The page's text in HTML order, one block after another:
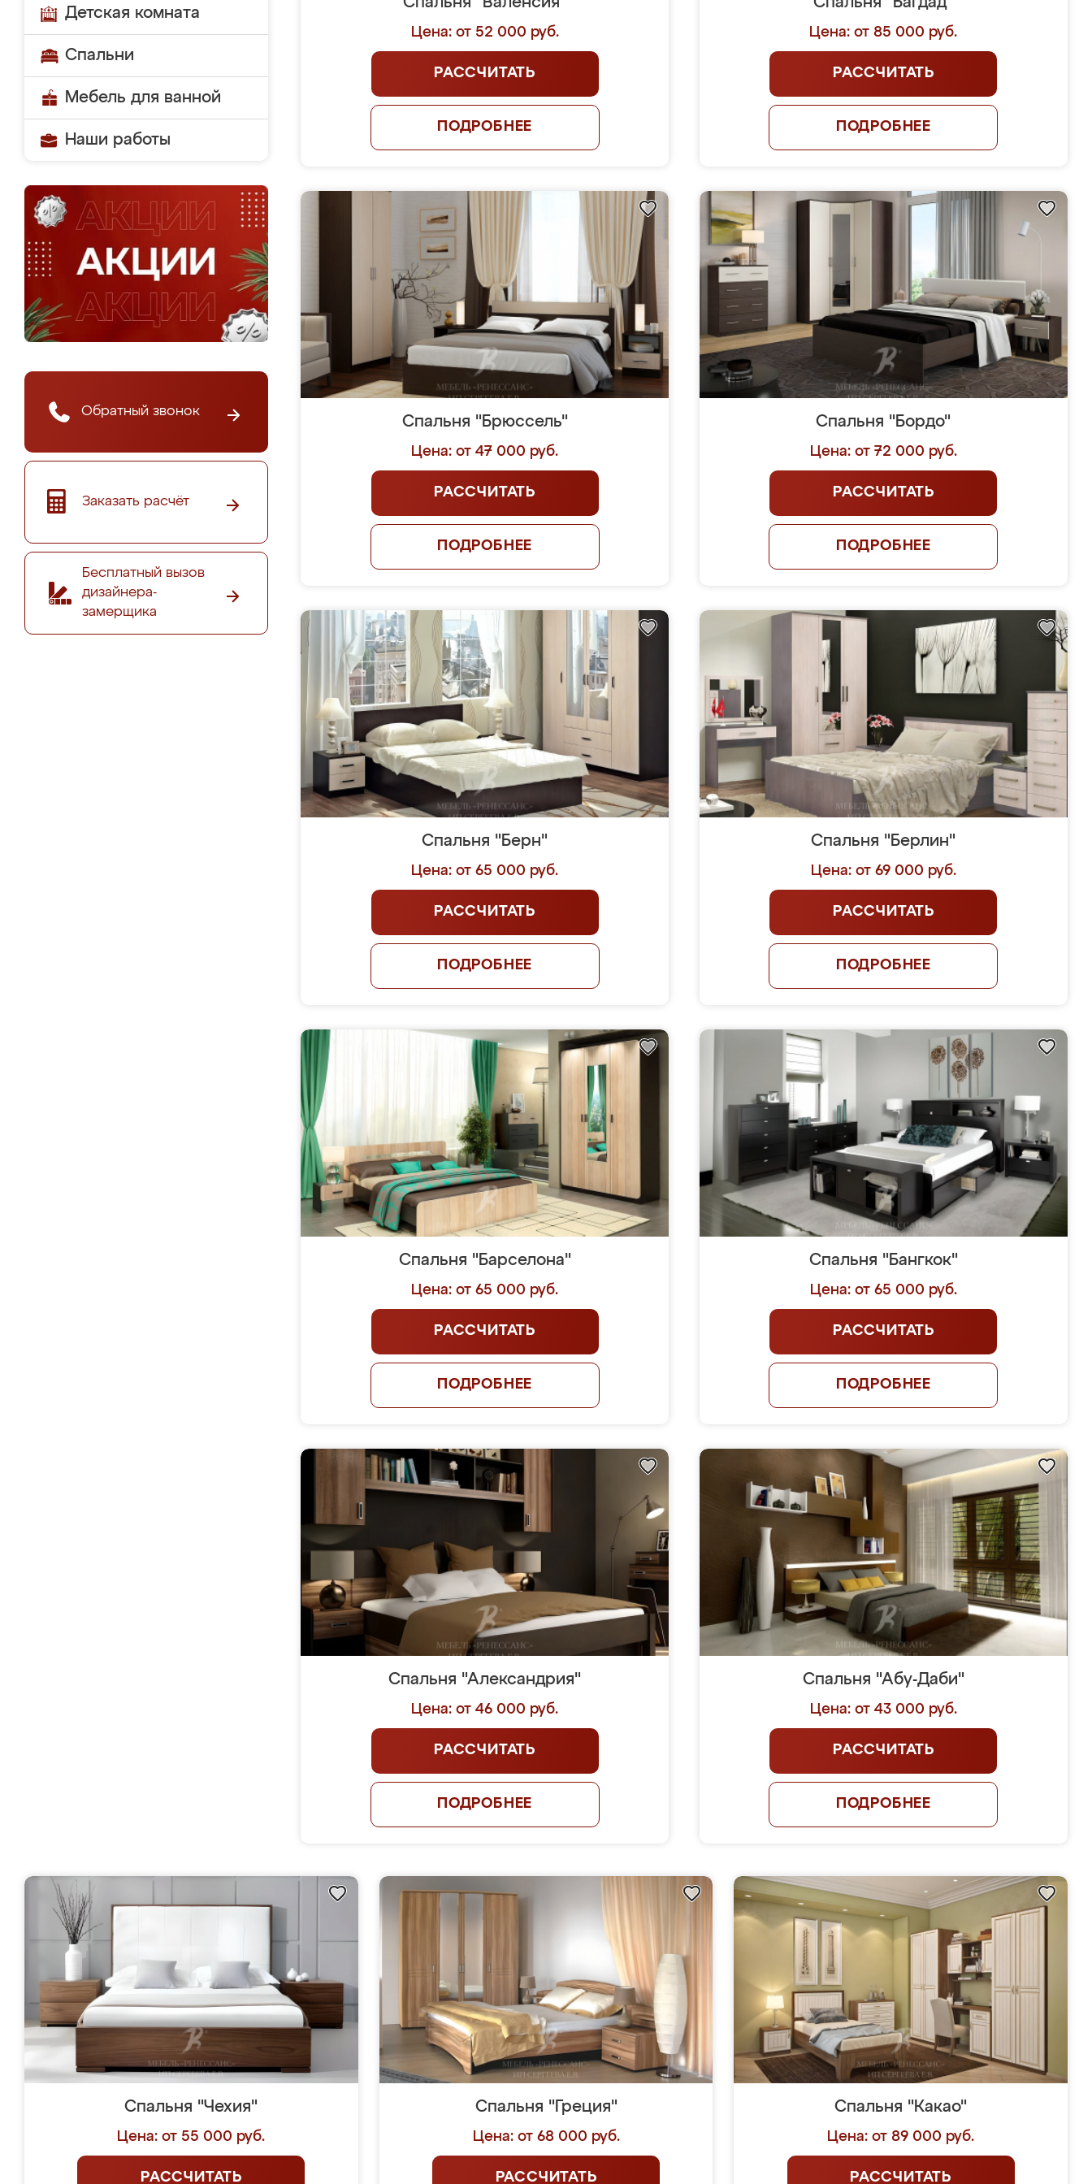
Детская комната
Спальни
Мебель для ванной
Наши работы
Обратный звонок
Заказать расчёт
Бесплатный вызов
дизайнера-
замерщика
Цена: от 52 000 руб.
РАССЧИТАТЬ
ПОДРОБНЕЕ
Цена: от 85 000 руб.
РАССЧИТАТЬ
ПОДРОБНЕЕ
Спальня "Брюссель"
Цена: от 47 000 руб.
РАССЧИТАТЬ
ПОДРОБНЕЕ
Спальня "Бордо"
Цена: от 72 000 руб.
РАССЧИТАТЬ
ПОДРОБНЕЕ
Спальня "Берн"
Цена: от 65 000 руб.
РАССЧИТАТЬ
ПОДРОБНЕЕ
Спальня "Берлин"
Цена: от 69 000 руб.
РАССЧИТАТЬ
ПОДРОБНЕЕ
Спальня "Барселона"
Цена: от 65 000 руб.
РАССЧИТАТЬ
ПОДРОБНЕЕ
Спальня "Бангкок"
Цена: от 65 000 руб.
РАССЧИТАТЬ
ПОДРОБНЕЕ
Спальня "Александрия"
Цена: от 46 000 руб.
РАССЧИТАТЬ
ПОДРОБНЕЕ
Спальня "Абу-Даби"
Цена: от 43 000 руб.
РАССЧИТАТЬ
ПОДРОБНЕЕ
Спальня "Чехия"
Цена: от 55 000 руб.
РАССЧИТАТЬ
Спальня "Греция"
Цена: от 68 000 руб.
РАССЧИТАТЬ
Спальня "Какао"
Цена: от 89 000 руб.
РАССЧИТАТЬ